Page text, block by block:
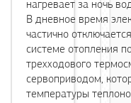
нагревает за ночь
В дневное время
частично
системе отопления
трехходового
сервоприводом,
температуры